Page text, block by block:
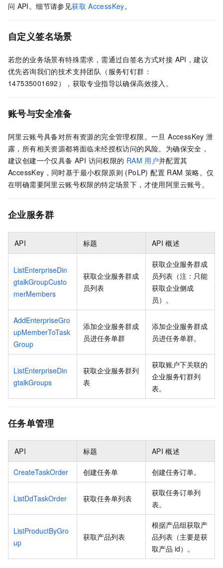
问 API。细节请参见获取 AccessKey。
自定义签名场景
若您的业务场景有特殊需求，需通过自签名方式对接 API，建议
优先咨询我们的技术支持团队（服务钉钉群：
147535001692），获取专业指导以确保高效接入。
账号与安全准备
阿里云账号具备对所有资源的完全管理权限。一旦 AccessKey 泄
露，所有相关资源都将面临未经授权访问的风险。为确保安全，
建议创建一个仅具备 API 访问权限的 RAM 用户并配置其
AccessKey，同时基于最小权限原则 (PoLP) 配置 RAM 策略。仅
在明确需要阿里云账号权限的特定场景下，才使用阿里云账号。
企业服务群
API 标题 API 概述
ListEnterpriseDin
gtalkGroupCusto
merMembers
获取企业服务群成
员列表
获取企业服务群成
员列表（注：只能
获取企业侧成
员）。
AddEnterpriseGro
upMemberToTask
Group
添加企业服务群成
员进任务单群
添加企业服务群成
员进任务单群。
ListEnterpriseDin
gtalkGroups
获取企业服务群列
表
获取账户下关联的
企业服务钉群列
表。
任务单管理
API 标题 API 概述
CreateTaskOrder 创建任务单 创建任务订单。
ListDdTaskOrder 获取任务单列表
获取任务订单列
表。
ListProductByGro
up
获取产品列表
根据产品组获取产
品列表（主要是获
取产品 id）。